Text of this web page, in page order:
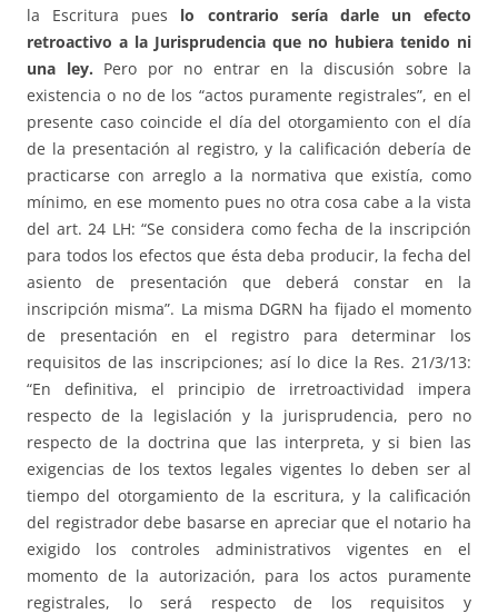
la Escritura pues lo contrario sería darle un efecto
retroactivo a la Jurisprudencia que no hubiera tenido ni
una ley. Pero por no entrar en la discusión sobre la
existencia o no de los “actos puramente registrales”, en el
presente caso coincide el día del otorgamiento con el día
de la presentación al registro, y la calificación debería de
practicarse con arreglo a la normativa que existía, como
mínimo, en ese momento pues no otra cosa cabe a la vista
del art. 24 LH: “Se considera como fecha de la inscripción
para todos los efectos que ésta deba producir, la fecha del
asiento de presentación que deberá constar en la
inscripción misma”. La misma DGRN ha fijado el momento
de presentación en el registro para determinar los
requisitos de las inscripciones; así lo dice la Res. 21/3/13:
“En definitiva, el principio de irretroactividad impera
respecto de la legislación y la jurisprudencia, pero no
respecto de la doctrina que las interpreta, y si bien las
exigencias de los textos legales vigentes lo deben ser al
tiempo del otorgamiento de la escritura, y la calificación
del registrador debe basarse en apreciar que el notario ha
exigido los controles administrativos vigentes en el
momento de la autorización, para los actos puramente
registrales, lo será respecto de los requisitos y